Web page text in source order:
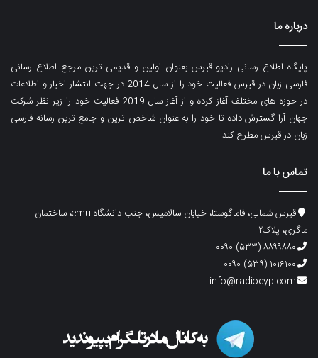
درباره ما
پایگاه اطلاع رسانی رادیو قبرس بعنوان اولین و قدیمی ترین مرجع اطلاع رسانی
فارسی زبان در قبرس فعالیت خود را از سال 2014 در جهت انتشار اخبار و اطلاعات
در حوزه های مختلف آغاز کرده و از آغاز سال 2019 فعالیت خود را زیر نظر شرکت
جهان آرا گسترش داده تا خود را به عنوان شاخص ترین و جامع ترین رسانه فارسی
زبان در قبرس مطرح کند.
تماس با ما
قبرس شمالی، فاماگوستا، خیابان سالامیس، جنب دانشگاه emu، ساختمان
ماگری، پلاک۲
۸۸۹۹۸۸۰ (۵۳۳) ۰۰۹۰
۱۰۱۶۱۰۰ (۵۳۹) ۰۰۹۰
info@radiocyp.com